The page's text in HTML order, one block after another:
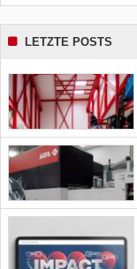
LETZTE POSTS